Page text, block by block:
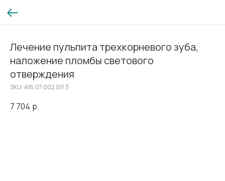
Лечение пульпита трехкорневого зуба,
наложение пломбы светового
отверждения
SKU:A16.07.002.011.3
7 704 р.